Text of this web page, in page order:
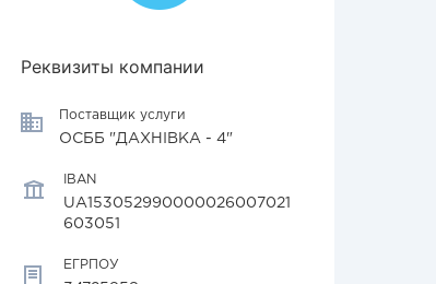
Реквизиты компании
Поставщик услуги
ОСББ "ДАХНІВКА - 4"
IBAN
UA153052990000026007021
603051
ЕГРПОУ